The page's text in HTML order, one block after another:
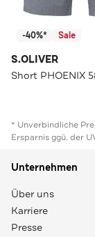
-40%* Sale
S.OLIVER
* Unverbindliche
Ersparnis ggü. der
Unternehmen
Über uns
Karriere
Presse